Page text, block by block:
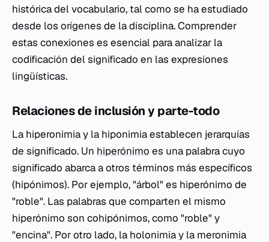
histórica del vocabulario, tal como se ha estudiado
desde los orígenes de la disciplina. Comprender
estas conexiones es esencial para analizar la
codificación del significado en las expresiones
lingüísticas.
Relaciones de inclusión y parte-todo
La hiperonimia y la hiponimia establecen jerarquías
de significado. Un hiperónimo es una palabra cuyo
significado abarca a otros términos más específicos
(hipónimos). Por ejemplo, "árbol" es hiperónimo de
"roble". Las palabras que comparten el mismo
hiperónimo son cohipónimos, como "roble" y
"encina". Por otro lado, la holonimia y la meronimia